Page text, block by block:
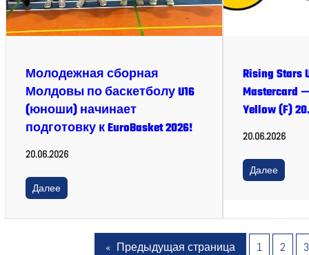
Молодежная сборная
Молдовы по баскетболу U16
(юноши) начинает
подготовку к EuroBasket 2026!
20.06.2026
Далее
Rising Stars
Mastercard
Yellow (F)
20.06.2026
Далее
« Предыдущая страница 1 2 3